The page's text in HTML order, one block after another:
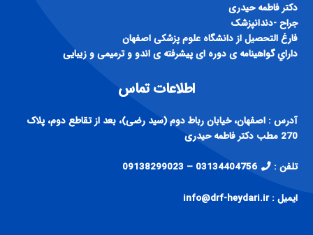
دكتر فاطمه حيدری
جراح -دندانپزشک
فارغ التحصيل از دانشگاه علوم پزشكی اصفهان
داراي گواهينامه ی دوره ای پيشرفته ی اندو و ترميمی و زيبايی
اطلاعات تماس
آدرس : اصفهان، خیابان رباط دوم (سید رضی)، بعد از تقاطع دوم، پلاک
270 مطب دکتر فاطمه حیدری
تلفن : 03134404756 – 09138299023
ایمیل : info@drf-heydari.ir